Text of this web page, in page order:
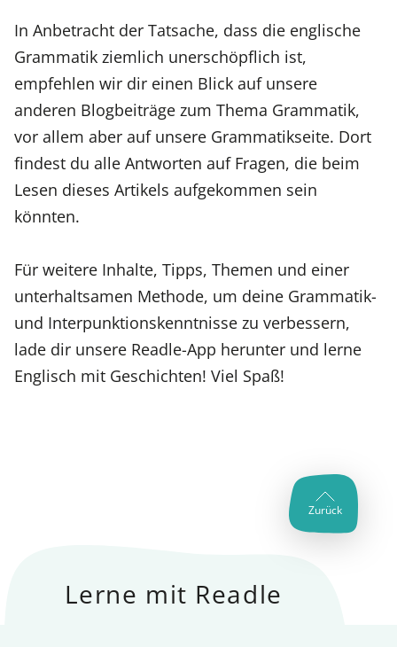
In Anbetracht der Tatsache, dass die englische
Grammatik ziemlich unerschöpflich ist,
empfehlen wir dir einen Blick auf unsere
anderen Blogbeiträge zum Thema Grammatik,
vor allem aber auf unsere Grammatikseite. Dort
findest du alle Antworten auf Fragen, die beim
Lesen dieses Artikels aufgekommen sein
könnten.
Für weitere Inhalte, Tipps, Themen und einer
unterhaltsamen Methode, um deine Grammatik-
und Interpunktionskenntnisse zu verbessern,
lade dir unsere Readle-App herunter und lerne
Englisch mit Geschichten! Viel Spaß!
Zurück
Lerne mit Readle